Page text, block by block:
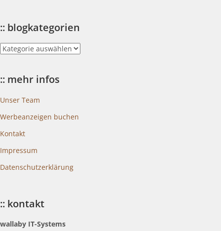
:: blogkategorien
::
blogkategorien
:: mehr infos
Unser Team
Werbeanzeigen buchen
Kontakt
Impressum
Datenschutzerklärung
:: kontakt
wallaby IT-Systems